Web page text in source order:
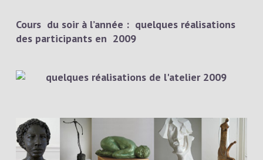
Cours du soir à l’année : quelques réalisations
des participants en 2009